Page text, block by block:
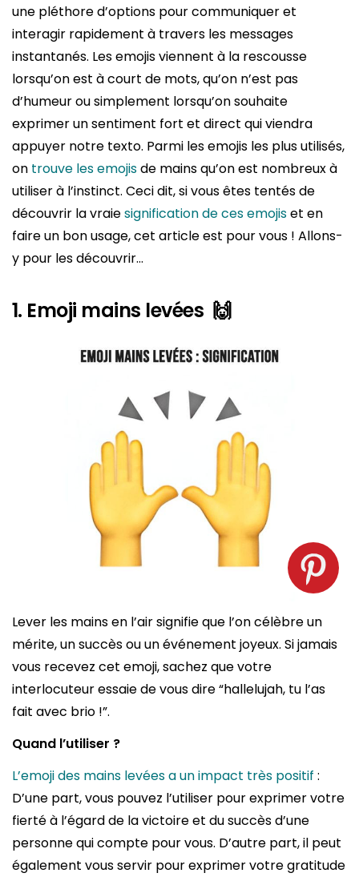
une pléthore d’options pour communiquer et
interagir rapidement à travers les messages
instantanés. Les emojis viennent à la rescousse
lorsqu’on est à court de mots, qu’on n’est pas
d’humeur ou simplement lorsqu’on souhaite
exprimer un sentiment fort et direct qui viendra
appuyer notre texto. Parmi les emojis les plus utilisés,
on trouve les emojisde mains qu’on est nombreux à
utiliser à l’instinct. Ceci dit, si vous êtes tentés de
découvrir la vraiesignification de ces emojiset en
faire un bon usage, cet article est pour vous ! Allons-
y pour les découvrir…
1. Emoji mains levées 🙌
Lever les mains en l’air signifie que l’on célèbre un
mérite, un succès ou un événement joyeux. Si jamais
vous recevez cet emoji, sachez que votre
interlocuteur essaie de vous dire “hallelujah, tu l’as
fait avec brio !”.
Quand l’utiliser ?
L’emoji des mains levées a un impact très positif :
D’une part, vous pouvez l’utiliser pour exprimer votre
fierté à l’égard de la victoire et du succès d’une
personne qui compte pour vous. D’autre part, il peut
également vous servir pour exprimer votre gratitude